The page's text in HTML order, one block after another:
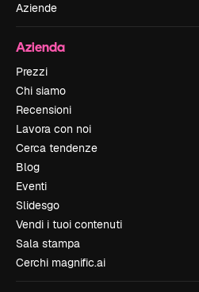
Aziende
Azienda
Prezzi
Chi siamo
Recensioni
Lavora con noi
Cerca tendenze
Blog
Eventi
Slidesgo
Vendi i tuoi contenuti
Sala stampa
Cerchi magnific.ai